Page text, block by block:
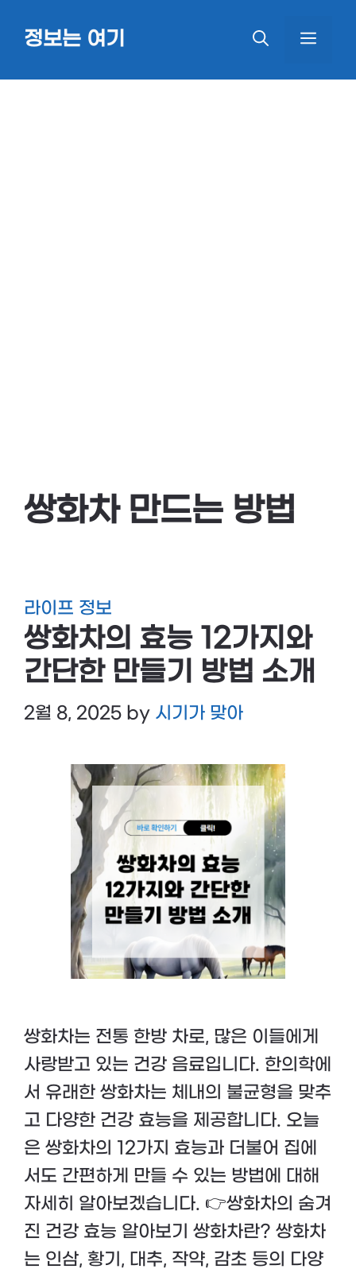
정보는 여기
쌍화차 만드는 방법
라이프 정보
쌍화차의 효능 12가지와
간단한 만들기 방법 소개
2월 8, 2025 by 시기가 맞아
쌍화차는 전통 한방 차로, 많은 이들에게
사랑받고 있는 건강 음료입니다. 한의학에
서 유래한 쌍화차는 체내의 불균형을 맞추
고 다양한 건강 효능을 제공합니다. 오늘
은 쌍화차의 12가지 효능과 더불어 집에
서도 간편하게 만들 수 있는 방법에 대해
자세히 알아보겠습니다. 👉쌍화차의 숨겨
진 건강 효능 알아보기 쌍화차란? 쌍화차
는 인삼, 황기, 대추, 작약, 감초 등의 다양